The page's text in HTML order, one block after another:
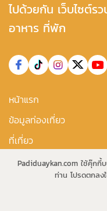
ไปด้วยกัน เว็บไซต์ร
อาหาร ที่พัก
หน้าแรก
ข้อมูลท่องเที่ยว
ที่เที่ยว
คาเฟ่ ร้านอาหาร
Padiduaykan.com ใช้คุ๊กกี้บ
ท่าน โปรดตกลง